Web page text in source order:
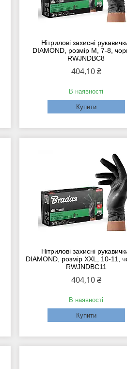
Нітрилові захисні
DIAMOND, розмір M, 7-8,
RWJNDBC8
404,10 ₴
В наявності
Купити
Нітрилові захисні
DIAMOND, розмір XXL, 10-11,
RWJNDBC11
404,10 ₴
В наявності
Купити